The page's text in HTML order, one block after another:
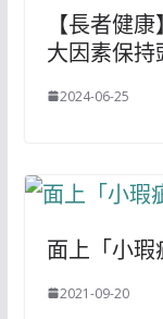
【長者健
大因素保持
2024-06-25
面上「小瑕
2021-09-20